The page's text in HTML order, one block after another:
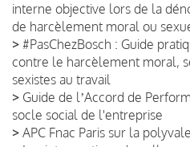
interne objective lors de la
de harcèlement moral ou
> #PasChezBosch : Guide
contre le harcèlement moral,
sexistes au travail
> Guide de lʼAccord de
socle social de l'entreprise
> APC Fnac Paris sur la